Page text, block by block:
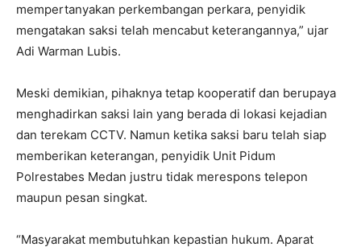
mempertanyakan perkembangan perkara, penyidik
mengatakan saksi telah mencabut keterangannya,” ujar
Adi Warman Lubis.
Meski demikian, pihaknya tetap kooperatif dan berupaya
menghadirkan saksi lain yang berada di lokasi kejadian
dan terekam CCTV. Namun ketika saksi baru telah siap
memberikan keterangan, penyidik Unit Pidum
Polrestabes Medan justru tidak merespons telepon
maupun pesan singkat.
“Masyarakat membutuhkan kepastian hukum. Aparat